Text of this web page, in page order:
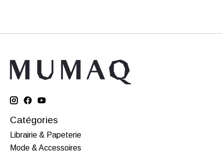
Catégories
Librairie & Papeterie
Mode & Accessoires